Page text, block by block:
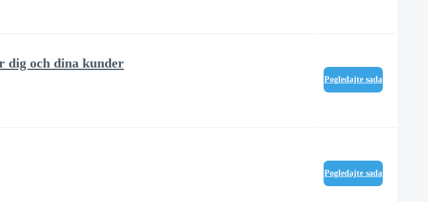
dig och dina kunder
Pogledajte sada
Pogledajte sada